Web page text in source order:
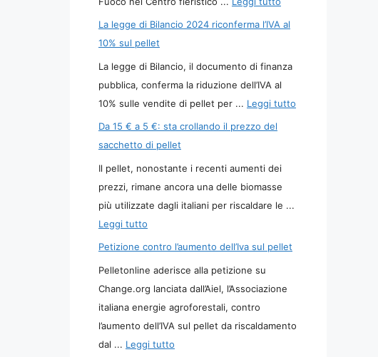
La legge di Bilancio 2024 riconferma l’IVA al
10% sul pellet
La legge di Bilancio, il documento di finanza
pubblica, conferma la riduzione dell’IVA al
10% sulle vendite di pellet per ... Leggi tutto
Da 15 € a 5 €: sta crollando il prezzo del
sacchetto di pellet
Il pellet, nonostante i recenti aumenti dei
prezzi, rimane ancora una delle biomasse
più utilizzate dagli italiani per riscaldare le ...
Leggi tutto
Petizione contro l’aumento dell’Iva sul pellet
Pelletonline aderisce alla petizione su
Change.org lanciata dall’Aiel, l’Associazione
italiana energie agroforestali, contro
l’aumento dell’IVA sul pellet da riscaldamento
dal ... Leggi tutto